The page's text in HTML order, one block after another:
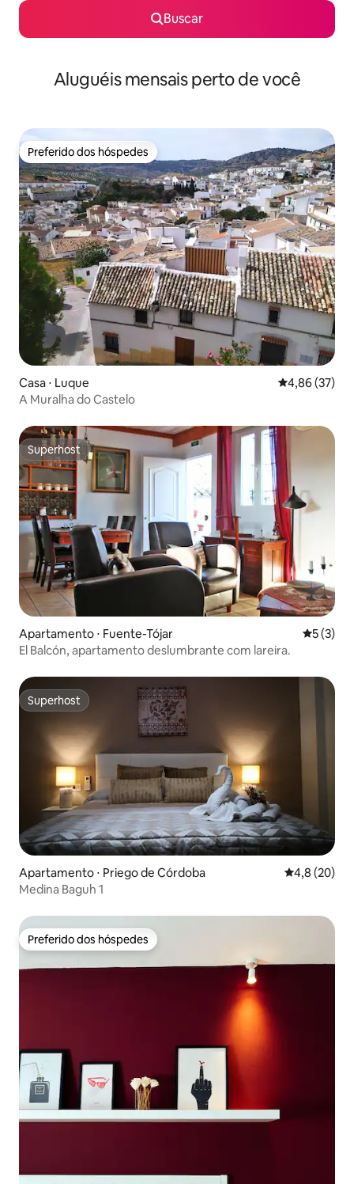
Buscar
Aluguéis mensais perto de você
Preferido dos hóspedes
Preferido dos hóspedes
Casa ⋅ Luque 4,86 de uma
4,86 (37)
A Muralha do Castelo
Superhost
Superhost
Apartamento ⋅ Fuente-Tójar 5 de
5 (3)
El Balcón, apartamento deslumbrante com lareira.
Superhost
Superhost
Apartamento ⋅ Priego de Córdoba 4,8 de uma
4,8 (20)
Medina Baguh 1
Preferido dos hóspedes
Preferido dos hóspedes